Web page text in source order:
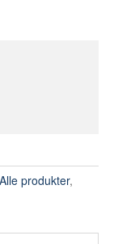
Alle produkter,